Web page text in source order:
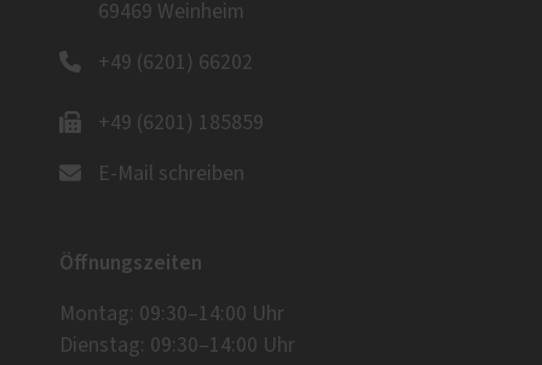
69469 Weinheim
+49 (6201) 66202
+49 (6201) 185859
E-Mail schreiben
Öffnungszeiten
Montag: 09:30–14:00 Uhr
Dienstag: 09:30–14:00 Uhr